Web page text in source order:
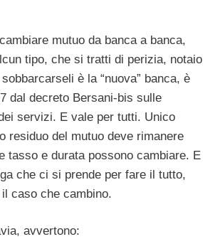
mutuo da banca a banca,
tipo, che si tratti di perizia, notaio
è la “nuova” banca, è
dal decreto Bersani-bis sulle
servizi. E vale per tutti. Unico
residuo del mutuo deve rimanere
tasso e durata possono cambiare. E
che ci si prende per fare il tutto,
caso che cambino.
avvertono: